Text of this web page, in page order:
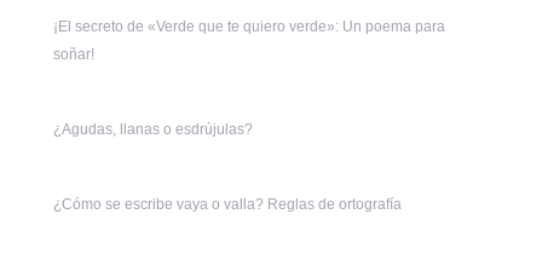
¡El secreto de «Verde que te quiero verde»: Un poema para
soñar!
¿Agudas, llanas o esdrújulas?
¿Cómo se escribe vaya o valla? Reglas de ortografía